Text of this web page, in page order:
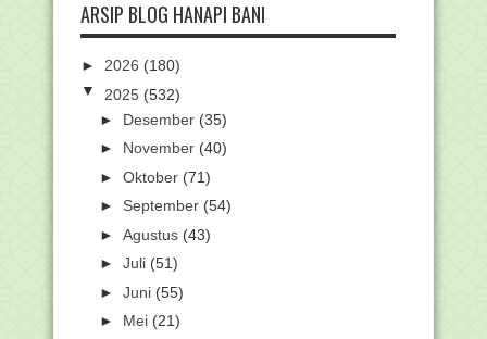
ARSIP BLOG HANAPI BANI
► 2026 (180)
▼ 2025 (532)
► Desember (35)
► November (40)
► Oktober (71)
► September (54)
► Agustus (43)
► Juli (51)
► Juni (55)
► Mei (21)